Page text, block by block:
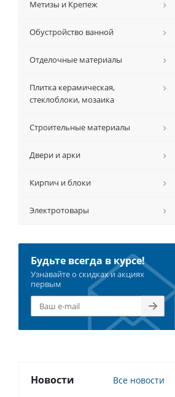
Метизы и Крепеж
Обустройство ванной
Отделочные материалы
Плитка керамическая,
стеклоблоки, мозаика
Строительные материалы
Двери и арки
Кирпич и блоки
Электротовары
Будьте всегда в курсе!
Узнавайте о скидках и акциях
первым
Новости Все новости